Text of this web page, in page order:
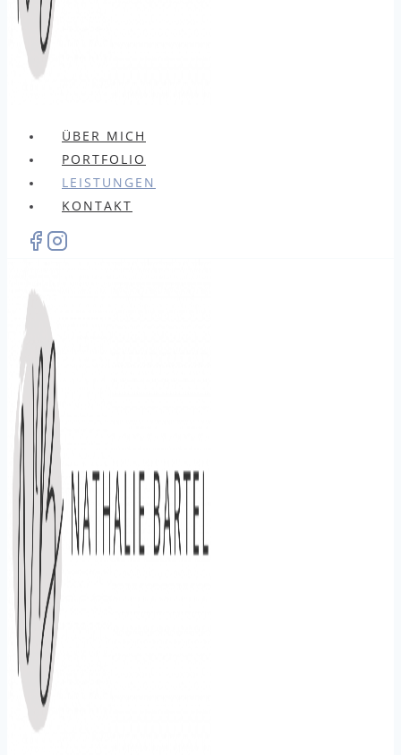
ÜBER MICH
PORTFOLIO
LEISTUNGEN
KONTAKT